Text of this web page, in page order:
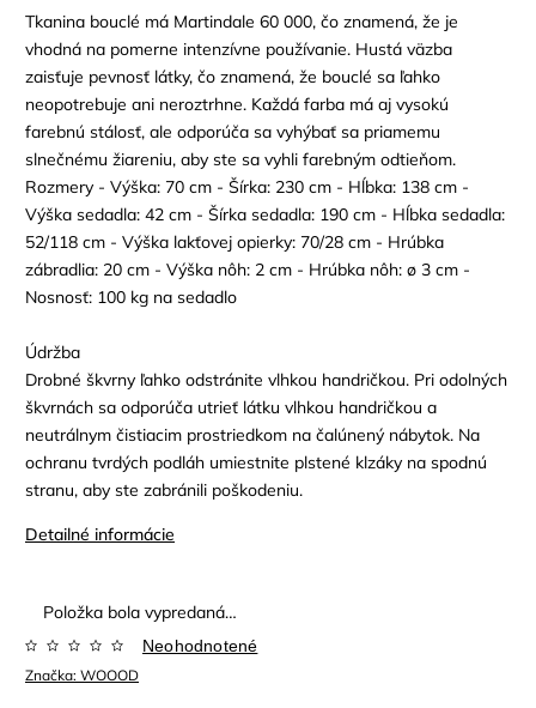
Tkanina bouclé má Martindale 60 000, čo znamená, že je
vhodná na pomerne intenzívne používanie. Hustá väzba
zaisťuje pevnosť látky, čo znamená, že bouclé sa ľahko
neopotrebuje ani neroztrhne. Každá farba má aj vysokú
farebnú stálosť, ale odporúča sa vyhýbať sa priamemu
slnečnému žiareniu, aby ste sa vyhli farebným odtieňom.
Rozmery - Výška: 70 cm - Šírka: 230 cm - Hĺbka: 138 cm -
Výška sedadla: 42 cm - Šírka sedadla: 190 cm - Hĺbka sedadla:
52/118 cm - Výška lakťovej opierky: 70/28 cm - Hrúbka
zábradlia: 20 cm - Výška nôh: 2 cm - Hrúbka nôh: ø 3 cm -
Nosnosť: 100 kg na sedadlo
Údržba
Drobné škvrny ľahko odstránite vlhkou handričkou. Pri odolných
škvrnách sa odporúča utrieť látku vlhkou handričkou a
neutrálnym čistiacim prostriedkom na čalúnený nábytok. Na
ochranu tvrdých podláh umiestnite plstené klzáky na spodnú
stranu, aby ste zabránili poškodeniu.
Detailné informácie
Položka bola vypredaná…
Značka: WOOOD
Neohodnotené